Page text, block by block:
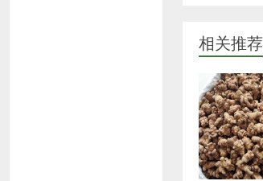
相关推荐